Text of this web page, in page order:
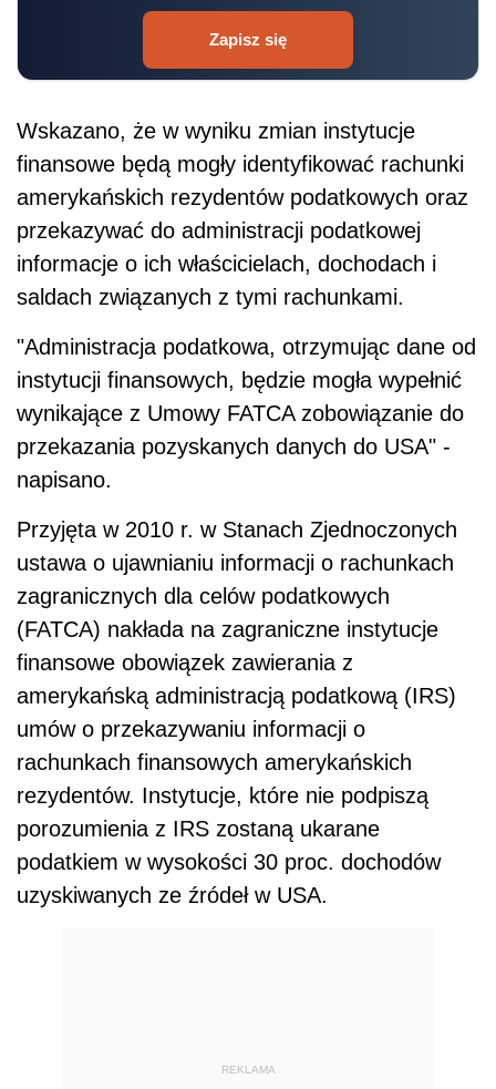
Zapisz się
Wskazano, że w wyniku zmian instytucje
finansowe będą mogły identyfikować rachunki
amerykańskich rezydentów podatkowych oraz
przekazywać do administracji podatkowej
informacje o ich właścicielach, dochodach i
saldach związanych z tymi rachunkami.
"Administracja podatkowa, otrzymując dane od
instytucji finansowych, będzie mogła wypełnić
wynikające z Umowy FATCA zobowiązanie do
przekazania pozyskanych danych do USA" -
napisano.
Przyjęta w 2010 r. w Stanach Zjednoczonych
ustawa o ujawnianiu informacji o rachunkach
zagranicznych dla celów podatkowych
(FATCA) nakłada na zagraniczne instytucje
finansowe obowiązek zawierania z
amerykańską administracją podatkową (IRS)
umów o przekazywaniu informacji o
rachunkach finansowych amerykańskich
rezydentów. Instytucje, które nie podpiszą
porozumienia z IRS zostaną ukarane
podatkiem w wysokości 30 proc. dochodów
uzyskiwanych ze źródeł w USA.
REKLAMA